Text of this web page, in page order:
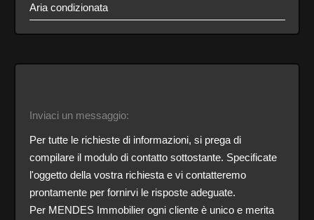
Aria condizionata
Inviaci un messaggio:
Per tutte le richieste di informazioni, si prega di
compilare il modulo di contatto sottostante. Specificate
l'oggetto della vostra richiesta e vi contatteremo
prontamente per fornirvi le risposte adeguate.
Per MENDES Immobilier ogni cliente è unico e merita